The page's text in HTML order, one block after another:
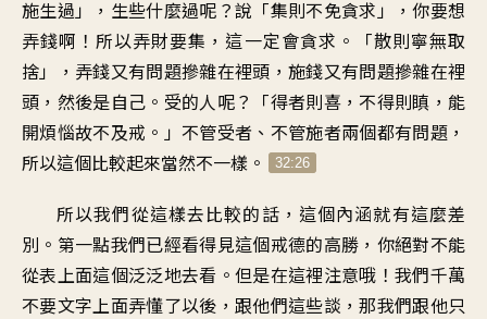
施生過」，生些什麼過呢？說「集則不免貪求」，你要想
弄錢啊！所以弄財要集，這一定會貪求。「散則寧無取
捨」，弄錢又有問題摻雜在裡頭，施錢又有問題摻雜在裡
頭，然後是自己。受的人呢？「得者則喜，不得則瞋，能
開煩惱故不及戒。」不管受者、不管施者兩個都有問題，
所以這個比較起來當然不一樣。
32:26
所以我們從這樣去比較的話，這個內涵就有這麼差
別。第一點我們已經看得見這個戒德的高勝，你絕對不能
從表上面這個泛泛地去看。但是在這裡注意哦！我們千萬
不要文字上面弄懂了以後，跟他們這些談，那我們跟他只